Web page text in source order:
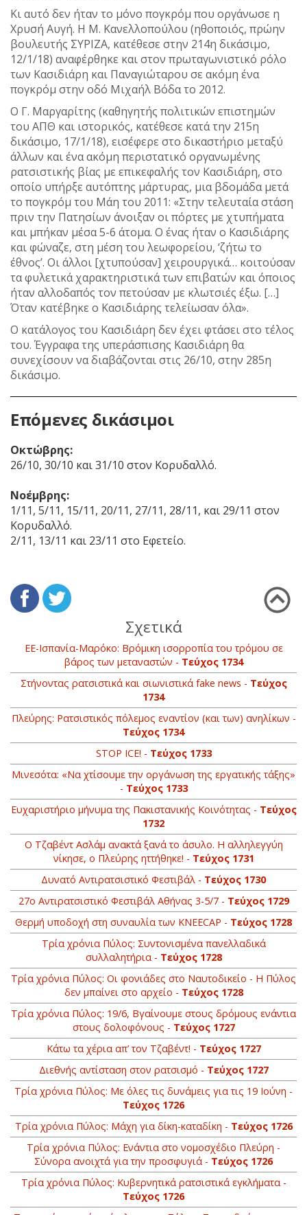
Κι αυτό δεν ήταν το μόνο πογκρόμ που οργάνωσε η
Χρυσή Αυγή. Η Μ. Κανελλοπούλου (ηθοποιός, πρώην
βουλευτής ΣΥΡΙΖΑ, κατέθεσε στην 214η δικάσιμο,
12/1/18) αναφέρθηκε και στον πρωταγωνιστικό ρόλο
των Κασιδιάρη και Παναγιώταρου σε ακόμη ένα
πογκρόμ στην οδό Μιχαήλ Βόδα το 2012.
Ο Γ. Μαργαρίτης (καθηγητής πολιτικών επιστημών
του ΑΠΘ και ιστορικός, κατέθεσε κατά την 215η
δικάσιμο, 17/1/18), εισέφερε στο δικαστήριο μεταξύ
άλλων και ένα ακόμη περιστατικό οργανωμένης
ρατσιστικής βίας με επικεφαλής τον Κασιδιάρη, στο
οποίο υπήρξε αυτόπτης μάρτυρας, μια βδομάδα μετά
το πογκρόμ του Μάη του 2011: «Στην τελευταία στάση
πριν την Πατησίων άνοιξαν οι πόρτες με χτυπήματα
και μπήκαν μέσα 5-6 άτομα. Ο ένας ήταν ο Κασιδιάρης
και φώναζε, στη μέση του λεωφορείου, ‘ζήτω το
έθνος’. Οι άλλοι [χτυπούσαν] χειρουργικά… κοιτούσαν
τα φυλετικά χαρακτηριστικά των επιβατών και όποιος
ήταν αλλοδαπός τον πετούσαν με κλωτσιές έξω. […]
Όταν κατέβηκε ο Κασιδιάρης τελείωσαν όλα».
Ο κατάλογος του Κασιδιάρη δεν έχει φτάσει στο τέλος
του. Έγγραφα της υπεράσπισης Κασιδιάρη θα
συνεχίσουν να διαβάζονται στις 26/10, στην 285η
δικάσιμο.
Επόμενες δικάσιμοι
Οκτώβρης:
26/10, 30/10 και 31/10 στον Κορυδαλλό.
Νοέμβρης:
1/11, 5/11, 15/11, 20/11, 27/11, 28/11, και 29/11 στον
Κορυδαλλό.
2/11, 13/11 και 23/11 στο Εφετείο.
Σχετικά
ΕΕ-Ισπανία-Μαρόκο: Βρόμικη ισορροπία του τρόμου σε
βάρος των μεταναστών - Τεύχος 1734
Στήνοντας ρατσιστικά και σιωνιστικά fake news - Τεύχος
1734
Πλεύρης: Ρατσιστικός πόλεμος εναντίον (και των) ανηλίκων -
Τεύχος 1734
STOP ICE! - Τεύχος 1733
Μινεσότα: «Να χτίσουμε την οργάνωση της εργατικής τάξης»
- Τεύχος 1733
Ευχαριστήριο μήνυμα της Πακιστανικής Κοινότητας - Τεύχος
1732
Ο Τζαβέντ Ασλάμ ανακτά ξανά το άσυλο. Η αλληλεγγύη
νίκησε, ο Πλεύρης ηττήθηκε! - Τεύχος 1731
Δυνατό Αντιρατσιστικό Φεστιβάλ - Τεύχος 1730
27ο Αντιρατσιστικό Φεστιβάλ Αθήνας 3-5/7 - Τεύχος 1729
Θερμή υποδοχή στη συναυλία των KNEECAP - Τεύχος 1728
Τρία χρόνια Πύλος: Συντονισμένα πανελλαδικά
συλλαλητήρια - Τεύχος 1728
Τρία χρόνια Πύλος: Οι φονιάδες στο Ναυτοδικείο - Η Πύλος
δεν μπαίνει στο αρχείο - Τεύχος 1728
Τρία χρόνια Πύλος: 19/6, Βγαίνουμε στους δρόμους ενάντια
στους δολοφόνους - Τεύχος 1727
Κάτω τα χέρια απ’ τον Τζαβέντ! - Τεύχος 1727
Διεθνής αντίσταση στον ρατσισμό - Τεύχος 1727
Τρία χρόνια Πύλος: Με όλες τις δυνάμεις για τις 19 Ιούνη -
Τεύχος 1726
Τρία χρόνια Πύλος: Μάχη για δίκη-καταδίκη - Τεύχος 1726
Τρία χρόνια Πύλος: Ενάντια στο νομοσχέδιο Πλεύρη -
Σύνορα ανοιχτά για την προσφυγιά - Τεύχος 1726
Τρία χρόνια Πύλος: Κυβερνητικά ρατσιστικά εγκλήματα -
Τεύχος 1726